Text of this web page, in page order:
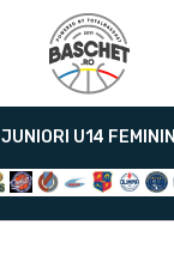
JUNIORI U14 FEMININ